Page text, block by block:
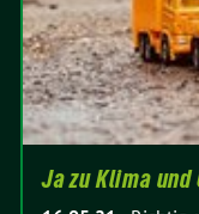
Ja zu Klima